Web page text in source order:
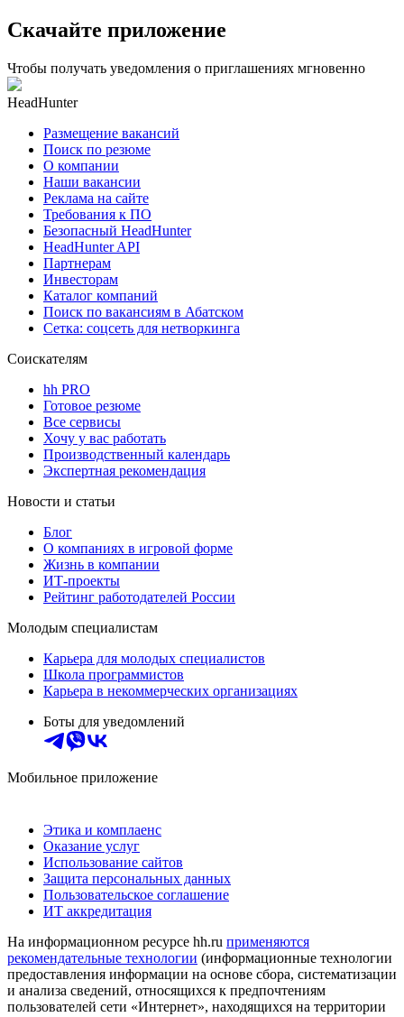
Скачайте приложение
Чтобы получать уведомления о приглашениях мгновенно
HeadHunter
Размещение вакансий
Поиск по резюме
О компании
Наши вакансии
Реклама на сайте
Требования к ПО
Безопасный HeadHunter
HeadHunter API
Партнерам
Инвесторам
Каталог компаний
Поиск по вакансиям в Абатском
Сетка: соцсеть для нетворкинга
Соискателям
hh PRO
Готовое резюме
Все сервисы
Хочу у вас работать
Производственный календарь
Экспертная рекомендация
Новости и статьи
Блог
О компаниях в игровой форме
Жизнь в компании
ИТ-проекты
Рейтинг работодателей России
Молодым специалистам
Карьера для молодых специалистов
Школа программистов
Карьера в некоммерческих организациях
Боты для уведомлений
Мобильное приложение
Этика и комплаенс
Оказание услуг
Использование сайтов
Защита персональных данных
Пользовательское соглашение
ИТ аккредитация
На информационном ресурсе hh.ru применяются
рекомендательные технологии (информационные технологии
предоставления информации на основе сбора, систематизации
и анализа сведений, относящихся к предпочтениям
пользователей сети «Интернет», находящихся на территории